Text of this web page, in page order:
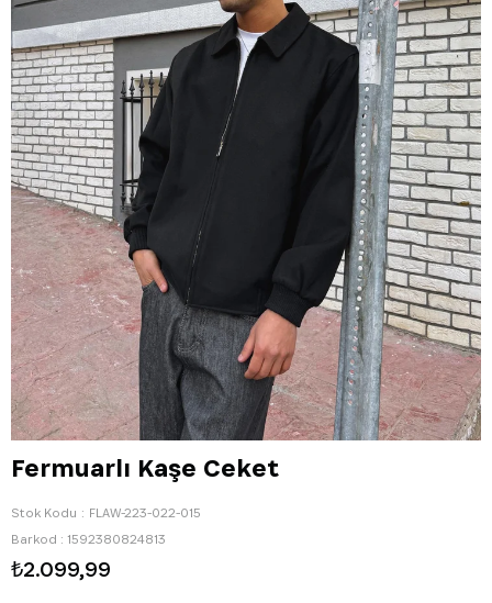
Fermuarlı Kaşe Ceket
Stok Kodu
FLAW-223-022-015
Barkod : 1592380824813
₺2.099,99